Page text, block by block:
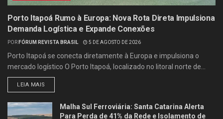
Porto Itapoá Rumo à Europa: Nova Rota Direta Impulsiona
Demanda Logística e Expande Conexões
POR FÓRUM REVISTA BRASIL 5 DE AGOSTO DE 2026
Porto Itapoá se conecta diretamente à Europa e impulsiona o
mercado logístico O Porto Itapoá, localizado no litoral norte de...
LEIA MAIS
Malha Sul Ferroviária: Santa Catarina Alerta
Para Perda de 41% da Rede e Isolamento de